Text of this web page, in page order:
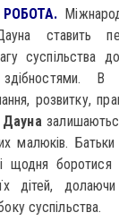
ставить
В
розвитку,
малюків.
щодня боротися
дітей,
суспільства.